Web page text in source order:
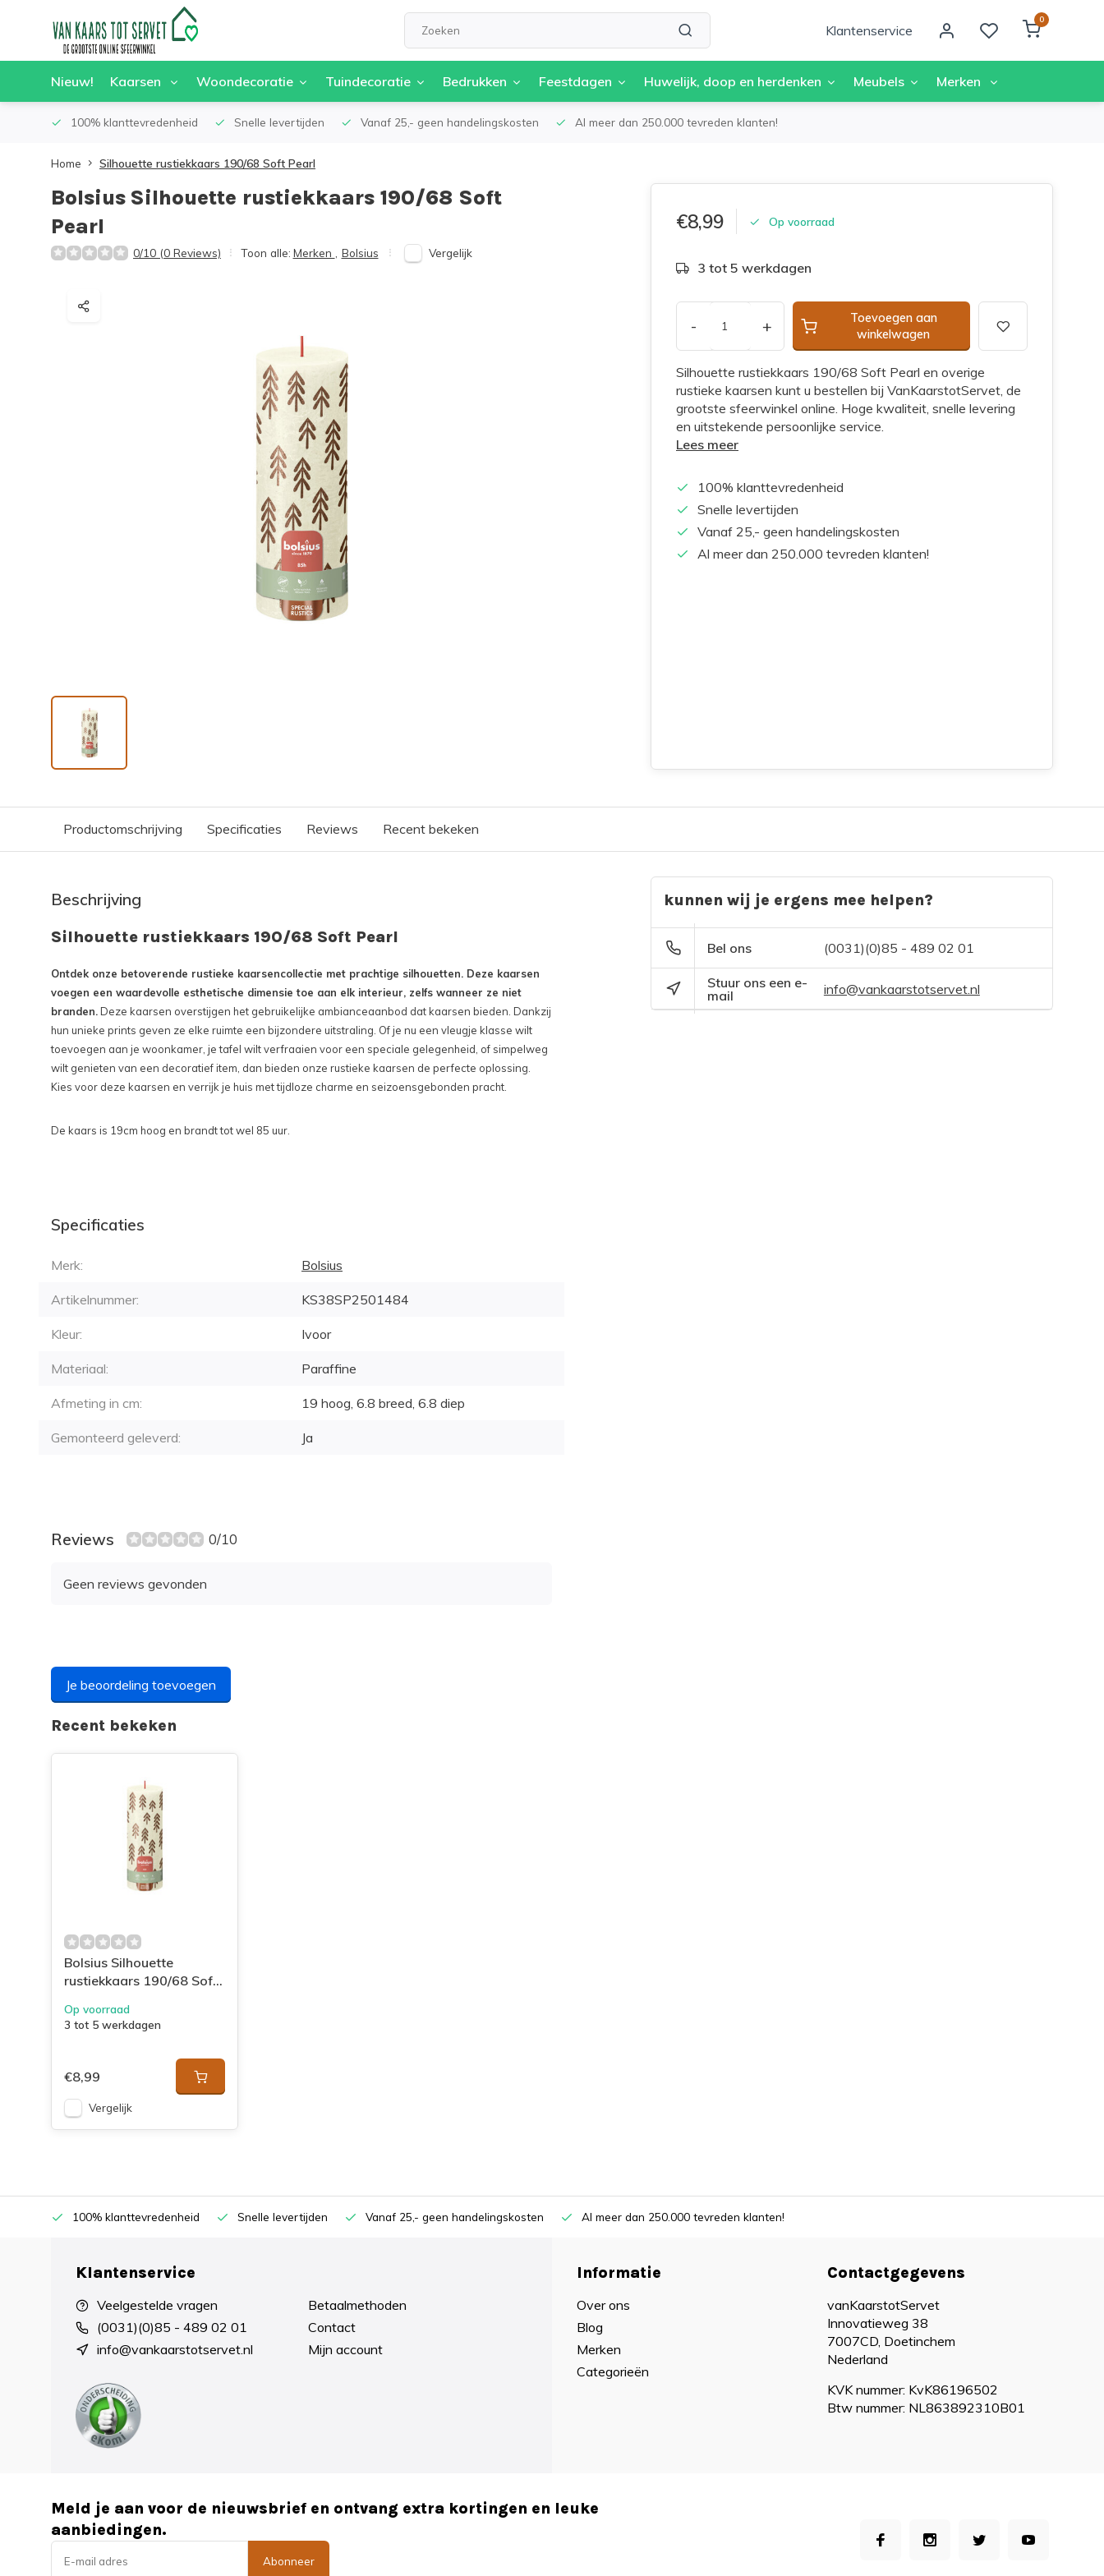
Klantenservice
0
Nieuw! Kaarsen Woondecoratie Tuindecoratie Bedrukken Feestdagen Huwelijk, doop en herdenken Meubels Merken
100% klanttevredenheid Snelle levertijden Vanaf 25,- geen handelingskosten Al meer dan 250.000 tevreden klanten!
Home Silhouette rustiekkaars 190/68 Soft Pearl
Bolsius Silhouette rustiekkaars 190/68 Soft
Pearl
0/10 (0 Reviews) Toon alle: Merken Bolsius Vergelijk
€8,99 Op voorraad
3 tot 5 werkdagen
- +
Toevoegen aan
winkelwagen
Silhouette rustiekkaars 190/68 Soft Pearl en overige
rustieke kaarsen kunt u bestellen bij VanKaarstotServet, de
grootste sfeerwinkel online. Hoge kwaliteit, snelle levering
en uitstekende persoonlijke service.
Lees meer
100% klanttevredenheid
Snelle levertijden
Vanaf 25,- geen handelingskosten
Al meer dan 250.000 tevreden klanten!
Productomschrijving Specificaties Reviews Recent bekeken
Beschrijving
Silhouette rustiekkaars 190/68 Soft Pearl
Ontdek onze betoverende rustieke kaarsencollectie met prachtige silhouetten. Deze kaarsen
voegen een waardevolle esthetische dimensie toe aan elk interieur, zelfs wanneer ze niet
branden. Deze kaarsen overstijgen het gebruikelijke ambianceaanbod dat kaarsen bieden. Dankzij
hun unieke prints geven ze elke ruimte een bijzondere uitstraling. Of je nu een vleugje klasse wilt
toevoegen aan je woonkamer, je tafel wilt verfraaien voor een speciale gelegenheid, of simpelweg
wilt genieten van een decoratief item, dan bieden onze rustieke kaarsen de perfecte oplossing.
Kies voor deze kaarsen en verrijk je huis met tijdloze charme en seizoensgebonden pracht.
De kaars is 19cm hoog en brandt tot wel 85 uur.
Specificaties
Merk: Bolsius
Artikelnummer: KS38SP2501484
Kleur: Ivoor
Materiaal: Paraffine
Afmeting in cm: 19 hoog, 6.8 breed, 6.8 diep
Gemonteerd geleverd: Ja
Reviews 0/10
Geen reviews gevonden
Je beoordeling toevoegen
kunnen wij je ergens mee helpen?
Bel ons (0031)(0)85 - 489 02 01
Stuur ons een e-
mail
info@vankaarstotservet.nl
Recent bekeken
Bolsius Silhouette
rustiekkaars 190/68 Soft
Op voorraad
3 tot 5 werkdagen
€8,99
Vergelijk
100% klanttevredenheid Snelle levertijden Vanaf 25,- geen handelingskosten Al meer dan 250.000 tevreden klanten!
Klantenservice
Veelgestelde vragen
(0031)(0)85 - 489 02 01
info@vankaarstotservet.nl
Betaalmethoden
Contact
Mijn account
Informatie
Over ons
Blog
Merken
Categorieën
Contactgegevens
vanKaarstotServet
Innovatieweg 38
7007CD, Doetinchem
Nederland
KVK nummer: KvK86196502
Btw nummer: NL863892310B01
Meld je aan voor de nieuwsbrief en ontvang extra kortingen en leuke
aanbiedingen.
Abonneer